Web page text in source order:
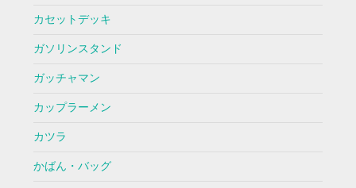
カセットデッキ
ガソリンスタンド
ガッチャマン
カップラーメン
カツラ
かばん・バッグ